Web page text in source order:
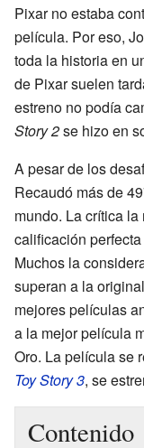
Pixar no estaba
película. Por eso,
toda la historia en
de Pixar suelen
estreno no podía
Story 2se hizo en
A pesar de los
Recaudó más de
mundo. La crítica
calificación
Muchos la
superan a la
mejores películas
a la mejor película
Oro. La película se
Toy Story 3, se
Contenido